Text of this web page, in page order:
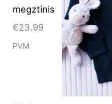
megztinis
€23.99
PVM